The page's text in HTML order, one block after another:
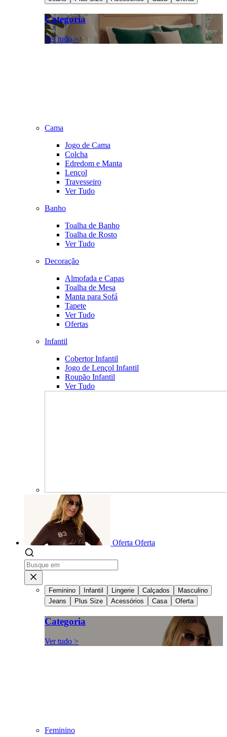
Categoria
Ver tudo >
Cama
Jogo de Cama
Colcha
Edredom e Manta
Lençol
Travesseiro
Ver Tudo
Banho
Toalha de Banho
Toalha de Rosto
Ver Tudo
Decoração
Almofada e Capas
Toalha de Mesa
Manta para Sofá
Tapete
Ver Tudo
Ofertas
Infantil
Cobertor Infantil
Jogo de Lençol Infantil
Roupão Infantil
Ver Tudo
Oferta Oferta
Feminino Infantil Lingerie Calçados
Masculino
Jeans
Plus Size Acessórios Casa Oferta
Categoria
Ver tudo >
Feminino